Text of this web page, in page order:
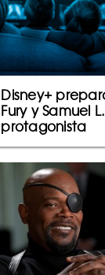
Disney+
Fury y Samuel
protagonista